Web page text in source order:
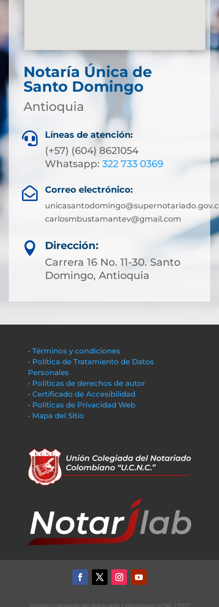
Notaría Única de
Santo Domingo
Antioquia
 Líneas de atención:
(+57) (604) 8621054
Whatsapp: 322 733 0369
 Correo electrónico:
carlosmbustamantev@gmail.com

Dirección:
Carrera 16 No. 11-30. Santo
Domingo, Antioquia
• Términos y condiciones
• Política de Tratamiento de Datos
Personales
• Políticas de derechos de autor
• Certificado de Accesibilidad
• Políticas de Privacidad Web
• Mapa del Sitio